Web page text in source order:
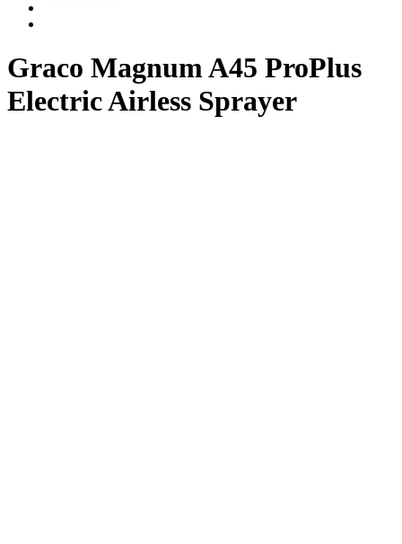
Graco Magnum A45 ProPlus
Electric Airless Sprayer